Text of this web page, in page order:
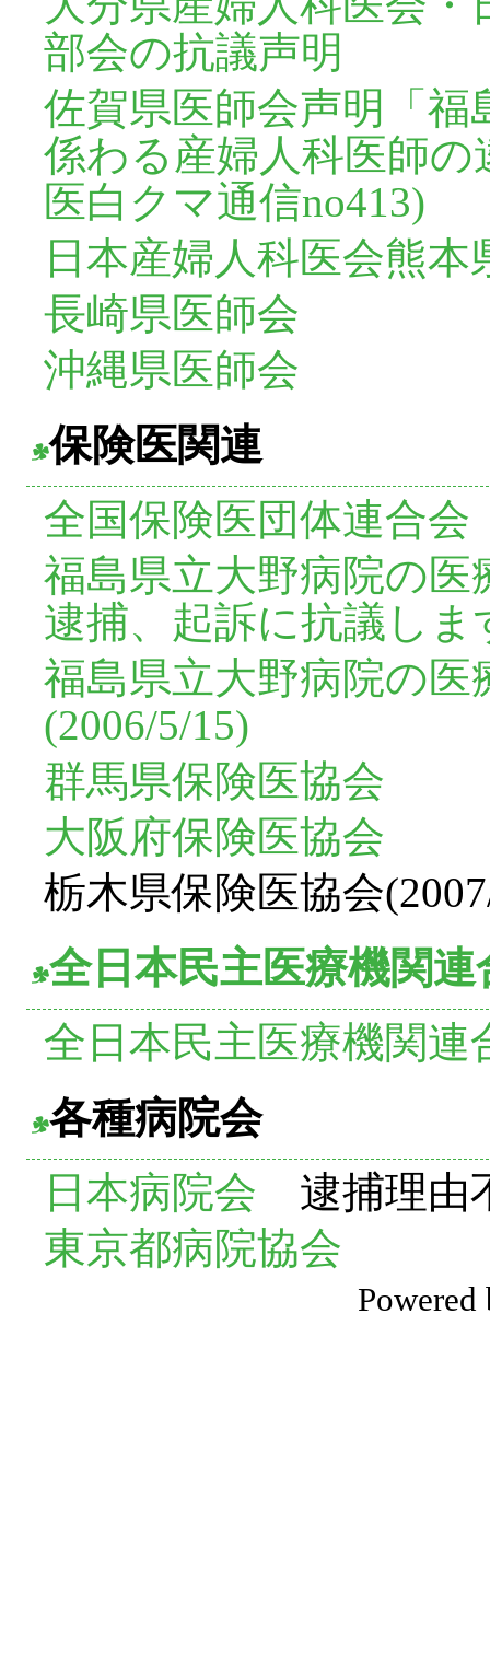
部会の抗議声明
佐賀県医師会声明「
係わる産婦人科医師
医白クマ通信no413)
日本産婦人科医会熊本
長崎県医師会
沖縄県医師会
保険医関連
全国保険医団体連合会
福島県立大野病院の
逮捕、起訴に抗議しま
福島県立大野病院の
(2006/5/15)
群馬県保険医協会
大阪府保険医協会
栃木県保険医協会
全日本民主医療機関連
全日本民主医療機関連
各種病院会
日本病院会 逮捕理由
東京都病院協会